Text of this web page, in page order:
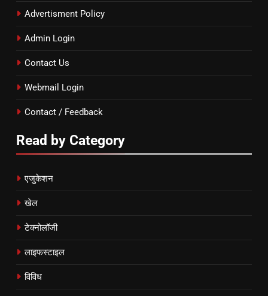
Advertisment Policy
Admin Login
Contact Us
Webmail Login
Contact / Feedback
Read by Category
एजुकेशन
खेल
टेक्नोलॉजी
लाइफस्टाइल
विविध